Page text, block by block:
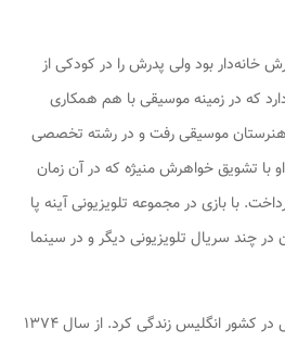
خانه‌دار بود ولی پدرش را در کودکی از
که در زمینه موسیقی با هم همکاری
هنرستان موسیقی رفت و در رشته تخصصی
با تشویق خواهرش منیژه که در آن زمان
با بازی در مجموعه تلویزیونیآینه پا
چند سریال تلویزیونی دیگر و در سینما
گلچین برای مدتی حدود ده سال در کشور انگلیس زندگی کرد. از سال ۱۳۷۴